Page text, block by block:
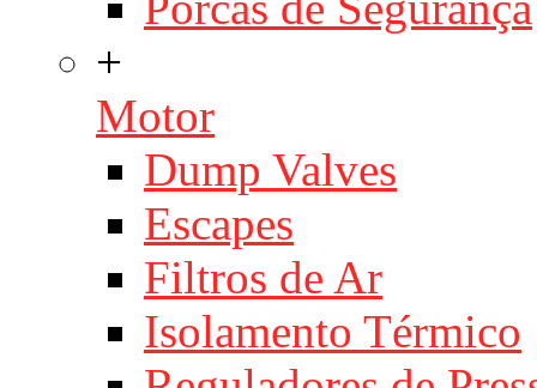
+
Motor
Dump Valves
Escapes
Filtros de Ar
Isolamento Térmico